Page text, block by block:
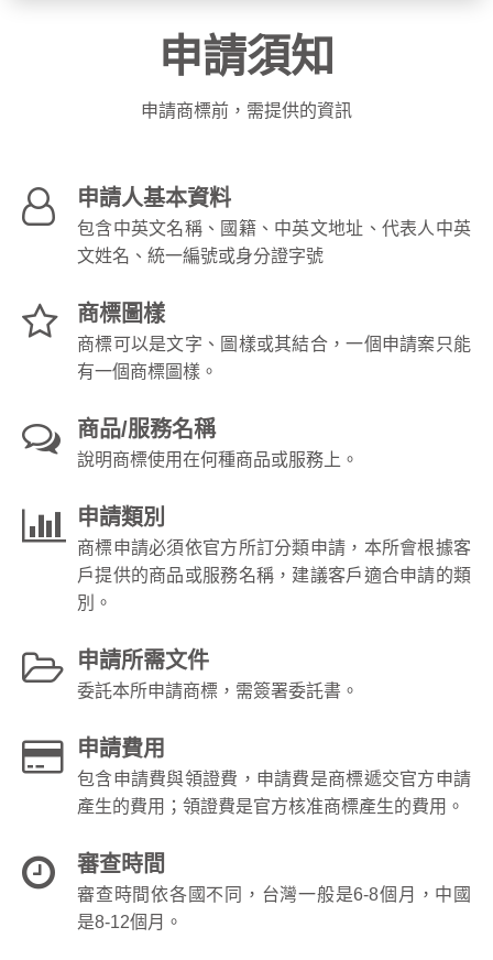
申請須知
申請商標前，需提供的資訊
申請人基本資料
包含中英文名稱、國籍、中英文地址、代表人中英
文姓名、統一編號或身分證字號
商標圖樣
商標可以是文字、圖樣或其結合，一個申請案只能
有一個商標圖樣。
商品/服務名稱
說明商標使用在何種商品或服務上。
申請類別
商標申請必須依官方所訂分類申請，本所會根據客
戶提供的商品或服務名稱，建議客戶適合申請的類
別。
申請所需文件
委託本所申請商標，需簽署委託書。
申請費用
包含申請費與領證費，申請費是商標遞交官方申請
產生的費用；領證費是官方核准商標產生的費用。
審查時間
審查時間依各國不同，台灣一般是6-8個月，中國
是8-12個月。